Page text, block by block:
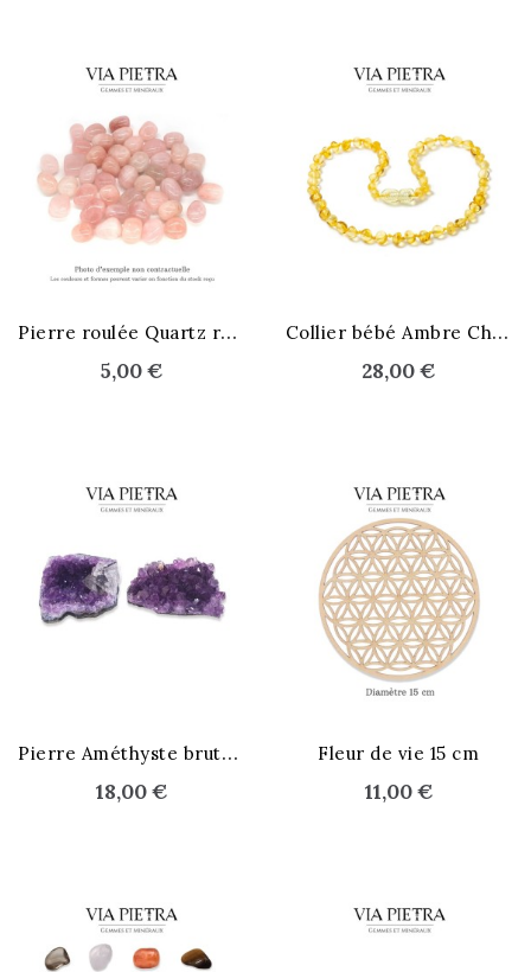
P
ierre roulée Quartz rose
5,00 €
C
ollier bébé Ambre Champagne
28,00 €
P
ierre Améthyste brute - M
18,00 €
Fleur de vie 15 cm
11,00 €